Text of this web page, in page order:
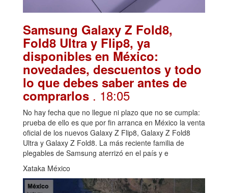
Samsung Galaxy Z Fold8,
Fold8 Ultra y Flip8, ya
disponibles en México:
novedades, descuentos y todo
lo que debes saber antes de
comprarlos . 18:05
No hay fecha que no llegue ni plazo que no se cumpla:
prueba de ello es que por fin arranca en México la venta
oficial de los nuevos Galaxy Z Flip8, Galaxy Z Fold8
Ultra y Galaxy Z Fold8. La más reciente familia de
plegables de Samsung aterrizó en el país y e
Xataka México